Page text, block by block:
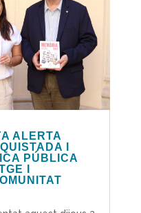
ALERTA
I
PÚBLICA
I